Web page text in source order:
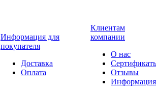
Информация для
покупателя
Доставка
Оплата
Клиентам
компании
О нас
Отзывы
Информация